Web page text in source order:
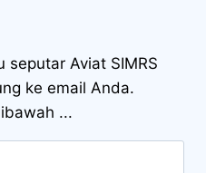
Aviat SIMRS
ke email Anda.
...